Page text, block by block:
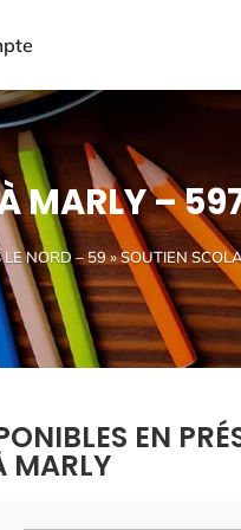
MARLY –
NORD – 59» SOUTIEN
EN
MARLY